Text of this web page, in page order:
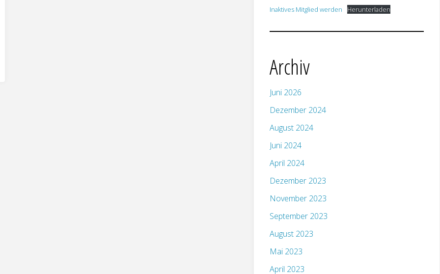
Inaktives Mitglied werden Herunterladen
Archiv
Juni 2026
Dezember 2024
August 2024
Juni 2024
April 2024
Dezember 2023
November 2023
September 2023
August 2023
Mai 2023
April 2023